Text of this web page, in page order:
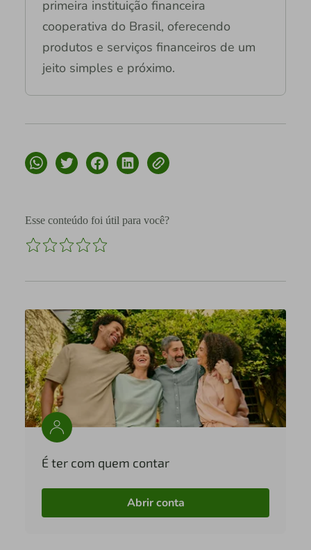
primeira instituição financeira
cooperativa do Brasil, oferecendo
produtos e serviços financeiros de um
jeito simples e próximo.
Esse conteúdo foi útil para você?
É ter com quem contar
Abrir conta